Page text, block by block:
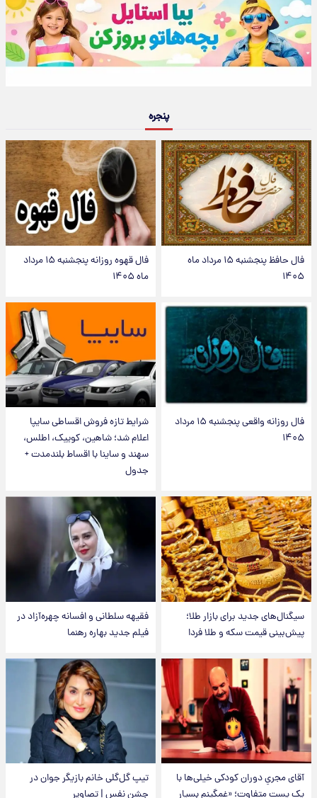
پنجره
فال حافظ پنجشنبه ۱۵ مرداد ماه
۱۴۰۵
فال قهوه روزانه پنجشنبه ۱۵ مرداد
ماه ۱۴۰۵
فال روزانه واقعی پنجشنبه ۱۵ مرداد
۱۴۰۵
شرایط تازه فروش اقساطی سایپا
اعلام شد؛ شاهین، کوییک، اطلس،
سهند و ساینا با اقساط بلندمدت +
جدول
سیگنال‌های جدید برای بازار طلا؛
پیش‌بینی قیمت سکه و طلا فردا
فقیهه سلطانی و افسانه چهره‌آزاد در
فیلم جدید بهاره رهنما
آقای مجریِ دوران کودکی خیلی‌ها با
یک پست متفاوت؛ «غمگینم بسیار
تیپ گل‌گلی خانم بازیگر جوان در
جشن نفس | تصاویر